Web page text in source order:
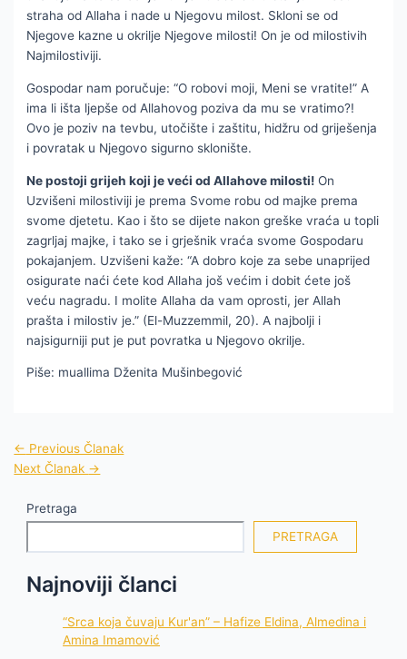
straha od Allaha i nade u Njegovu milost. Skloni se od
Njegove kazne u okrilje Njegove milosti! On je od milostivih
Najmilostiviji.
Gospodar nam poručuje: “O robovi moji, Meni se vratite!” A
ima li išta ljepše od Allahovog poziva da mu se vratimo?!
Ovo je poziv na tevbu, utočište i zaštitu, hidžru od griješenja
i povratak u Njegovo sigurno sklonište.
Ne postoji grijeh koji je veći od Allahove milosti! On
Uzvišeni milostiviji je prema Svome robu od majke prema
svome djetetu. Kao i što se dijete nakon greške vraća u topli
zagrljaj majke, i tako se i grješnik vraća svome Gospodaru
pokajanjem. Uzvišeni kaže: “A dobro koje za sebe unaprijed
osigurate naći ćete kod Allaha još većim i dobit ćete još
veću nagradu. I molite Allaha da vam oprosti, jer Allah
prašta i milostiv je.” (El-Muzzemmil, 20). A najbolji i
najsigurniji put je put povratka u Njegovo okrilje.
Piše: muallima Dženita Mušinbegović
← Previous Članak
Next Članak →
Pretraga
PRETRAGA
Najnoviji članci
“Srca koja čuvaju Kur'an” – Hafize Eldina, Almedina i
Amina Imamović